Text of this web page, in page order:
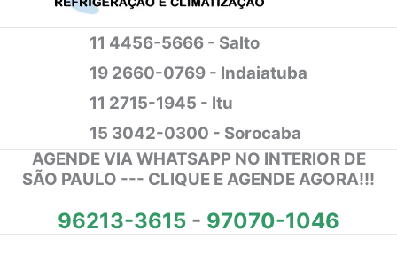
11 4456-5666 - Salto
19 2660-0769 - Indaiatuba
11 2715-1945 - Itu
15 3042-0300 - Sorocaba
AGENDE VIA WHATSAPP NO INTERIOR DE
SÃO PAULO --- CLIQUE E AGENDE AGORA!!!
96213-3615 - 97070-1046